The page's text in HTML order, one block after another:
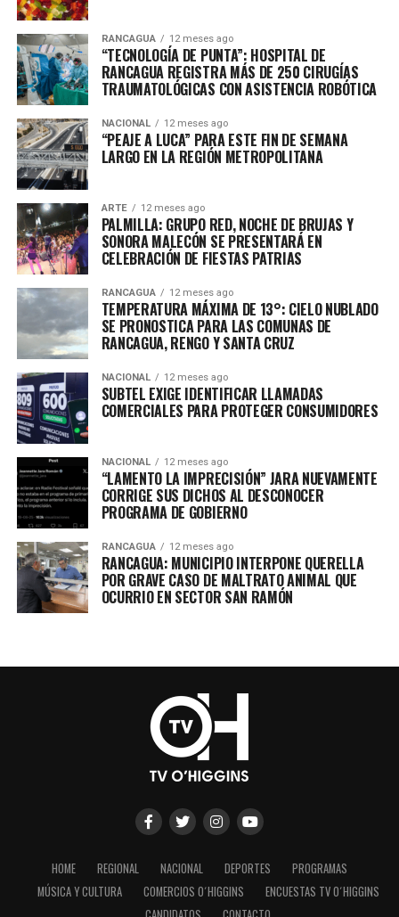
RANCAGUA 12 meses ago
“TECNOLOGÍA DE PUNTA”: HOSPITAL DE
RANCAGUA REGISTRA MÁS DE 250 CIRUGÍAS
TRAUMATOLÓGICAS CON ASISTENCIA ROBÓTICA
NACIONAL 12 meses ago
“PEAJE A LUCA” PARA ESTE FIN DE SEMANA
LARGO EN LA REGIÓN METROPOLITANA
ARTE 12 meses ago
PALMILLA: GRUPO RED, NOCHE DE BRUJAS Y
SONORA MALECÓN SE PRESENTARÁ EN
CELEBRACIÓN DE FIESTAS PATRIAS
RANCAGUA 12 meses ago
TEMPERATURA MÁXIMA DE 13°: CIELO NUBLADO
SE PRONOSTICA PARA LAS COMUNAS DE
RANCAGUA, RENGO Y SANTA CRUZ
NACIONAL 12 meses ago
SUBTEL EXIGE IDENTIFICAR LLAMADAS
COMERCIALES PARA PROTEGER CONSUMIDORES
NACIONAL 12 meses ago
“LAMENTO LA IMPRECISIÓN” JARA NUEVAMENTE
CORRIGE SUS DICHOS AL DESCONOCER
PROGRAMA DE GOBIERNO
RANCAGUA 12 meses ago
RANCAGUA: MUNICIPIO INTERPONE QUERELLA
POR GRAVE CASO DE MALTRATO ANIMAL QUE
OCURRIO EN SECTOR SAN RAMÓN
HOME REGIONAL NACIONAL DEPORTES
PROGRAMAS
MÚSICA Y CULTURA
COMERCIOS O´HIGGINS
ENCUESTAS TV O´HIGGINS